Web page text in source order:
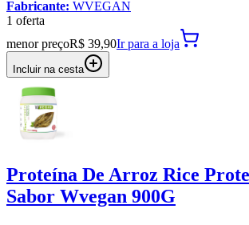
Fabricante: WVEGAN
1 oferta
menor preçoR$ 39,90Ir para a loja
Incluir na cesta
Proteína De Arroz Rice
Sabor Wvegan 900G